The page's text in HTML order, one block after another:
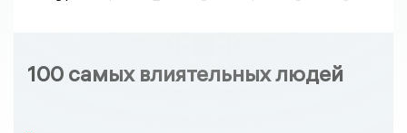
100 самых влиятельных людей